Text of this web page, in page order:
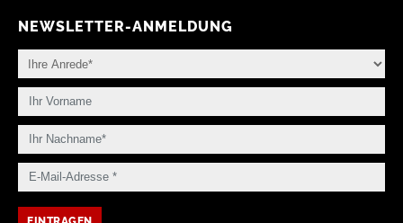
NEWSLETTER-ANMELDUNG